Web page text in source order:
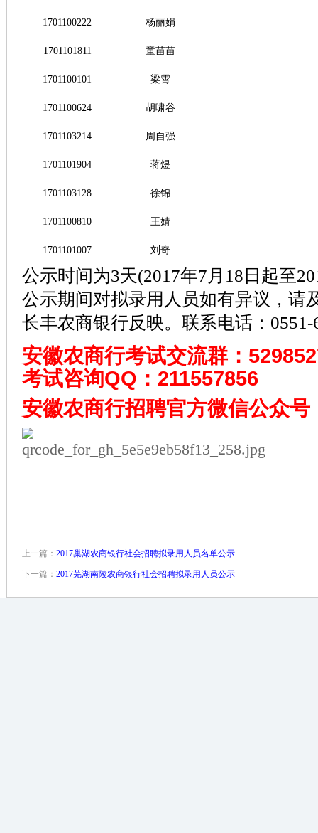
1701100222 杨丽娟
1701101811 童苗苗
1701100101 梁霄
1701100624 胡啸谷
1701103214 周自强
1701101904 蒋煜
1701103128 徐锦
1701100810 王婧
1701101007 刘奇
公示时间为3天(2017年7月18日起至
公示期间对拟录用人员如有异议，请
长丰农商银行反映。联系电话：0551-
安徽农商行考试交流群：
考试咨询QQ： 211557856
安徽农商行招聘官方微信公众号
上一篇： 2017巢湖农商银行社会招聘拟录用人员名单公示
下一篇： 2017芜湖南陵农商银行社会招聘拟录用人员公示